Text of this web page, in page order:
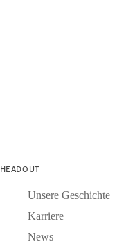
HEADOUT
Unsere Geschichte
Karriere
News